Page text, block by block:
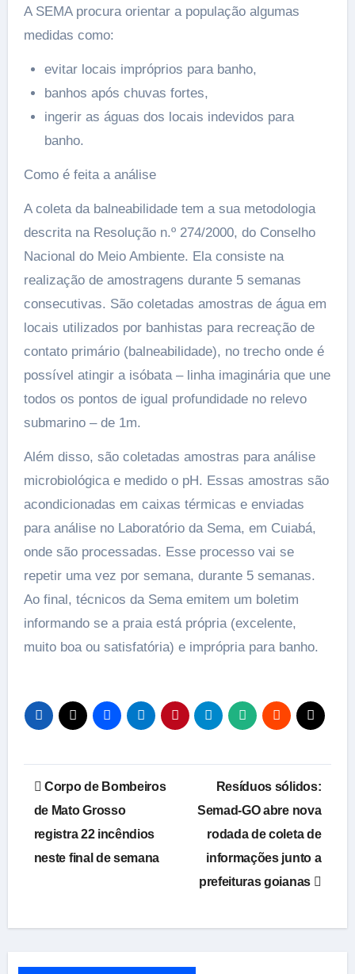
A SEMA procura orientar a população algumas
medidas como:
evitar locais impróprios para banho,
banhos após chuvas fortes,
ingerir as águas dos locais indevidos para
banho.
Como é feita a análise
A coleta da balneabilidade tem a sua metodologia
descrita na Resolução n.º 274/2000, do Conselho
Nacional do Meio Ambiente. Ela consiste na
realização de amostragens durante 5 semanas
consecutivas. São coletadas amostras de água em
locais utilizados por banhistas para recreação de
contato primário (balneabilidade), no trecho onde é
possível atingir a isóbata – linha imaginária que une
todos os pontos de igual profundidade no relevo
submarino – de 1m.
Além disso, são coletadas amostras para análise
microbiológica e medido o pH. Essas amostras são
acondicionadas em caixas térmicas e enviadas
para análise no Laboratório da Sema, em Cuiabá,
onde são processadas. Esse processo vai se
repetir uma vez por semana, durante 5 semanas.
Ao final, técnicos da Sema emitem um boletim
informando se a praia está própria (excelente,
muito boa ou satisfatória) e imprópria para banho.
Navegação
de
Post
Corpo de Bombeiros
de Mato Grosso
registra 22 incêndios
neste final de semana
Resíduos sólidos:
Semad-GO abre nova
rodada de coleta de
informações junto a
prefeituras goianas